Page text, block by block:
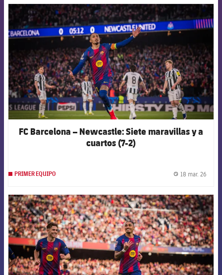
FCB Barcelona badge
FC Barcelona – Newcastle: Siete maravillas y a
cuartos (7-2)
PRIMER EQUIPO 18 mar. 26
FCB Barcelona badge